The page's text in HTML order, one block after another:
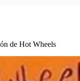
de Hot Wheels